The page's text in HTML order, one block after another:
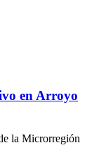
en Arroyo
la Microrregión